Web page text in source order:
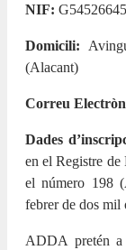
NIF: G54526645
Domicili:
(Alacant)
Correu
Dades
en el Registre de
el número 198
febrer de dos mil
ADDA pretén a